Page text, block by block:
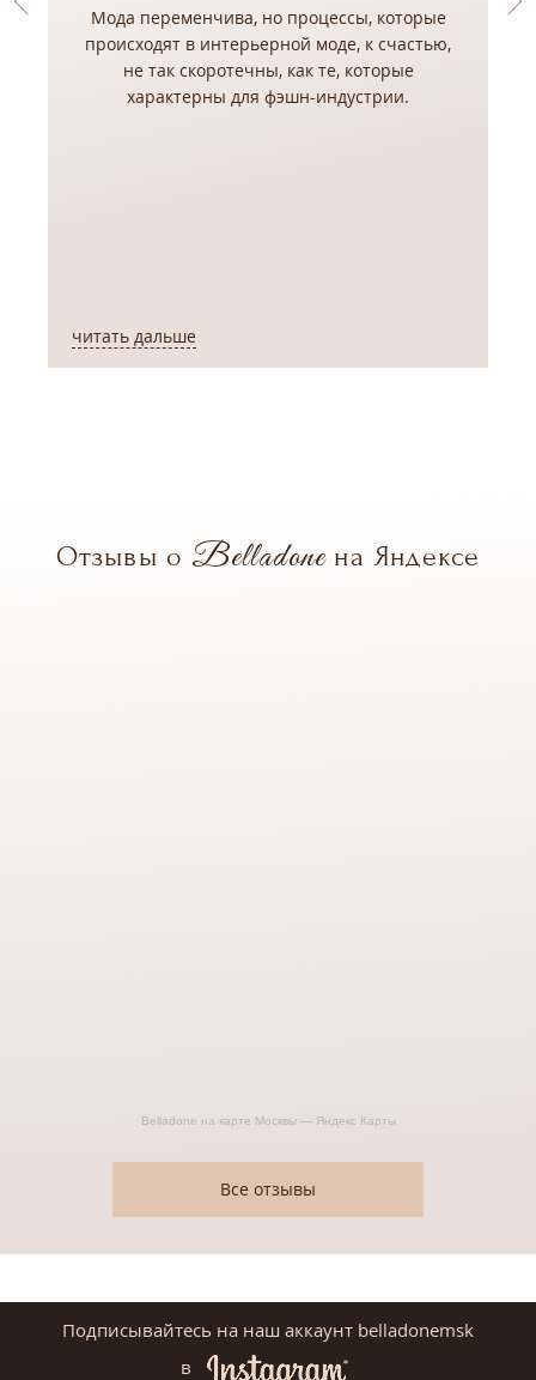
Мода переменчива, но процессы, которые
происходят в интерьерной моде, к счастью,
не так скоротечны, как те, которые
характерны для фэшн-индустрии.
читать дальше
Отзывы о Belladoneна Яндексе
Belladone на карте Москвы — Яндекс Карты
Все отзывы
Подписывайтесь на наш аккаунт belladonemsk
в